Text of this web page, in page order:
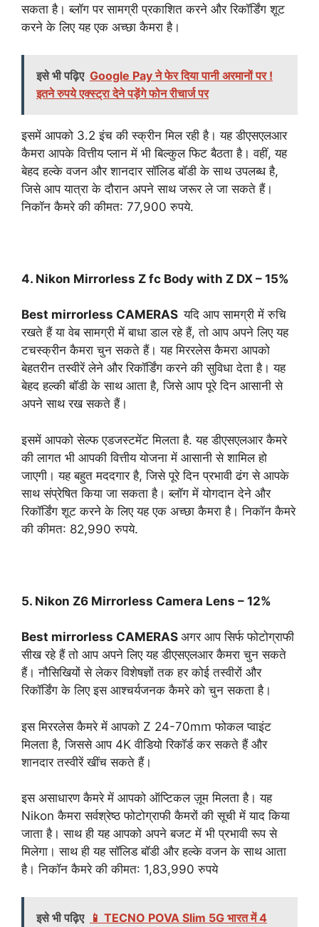
सकता है। ब्लॉग पर सामग्री प्रकाशित करने और रिकॉर्डिंग शूट
करने के लिए यह एक अच्छा कैमरा है।
इसे भी पढ़िए Google Pay ने फेर दिया पानी अरमानों पर !
इतने रुपये एक्स्ट्रा देने पड़ेंगे फोन रीचार्ज पर
इसमें आपको 3.2 इंच की स्क्रीन मिल रही है। यह डीएसएलआर
कैमरा आपके वित्तीय प्लान में भी बिल्कुल फिट बैठता है। वहीं, यह
बेहद हल्के वजन और शानदार सॉलिड बॉडी के साथ उपलब्ध है,
जिसे आप यात्रा के दौरान अपने साथ जरूर ले जा सकते हैं।
निकॉन कैमरे की कीमत: 77,900 रुपये.
4. Nikon Mirrorless Z fc Body with Z DX – 15%
Best mirrorless CAMERASयदि आप सामग्री में रुचि
रखते हैं या वेब सामग्री में बाधा डाल रहे हैं, तो आप अपने लिए यह
टचस्क्रीन कैमरा चुन सकते हैं। यह मिररलेस कैमरा आपको
बेहतरीन तस्वीरें लेने और रिकॉर्डिंग करने की सुविधा देता है। यह
बेहद हल्की बॉडी के साथ आता है, जिसे आप पूरे दिन आसानी से
अपने साथ रख सकते हैं।
इसमें आपको सेल्फ एडजस्टमेंट मिलता है. यह डीएसएलआर कैमरे
की लागत भी आपकी वित्तीय योजना में आसानी से शामिल हो
जाएगी। यह बहुत मददगार है, जिसे पूरे दिन प्रभावी ढंग से आपके
साथ संप्रेषित किया जा सकता है। ब्लॉग में योगदान देने और
रिकॉर्डिंग शूट करने के लिए यह एक अच्छा कैमरा है। निकॉन कैमरे
की कीमत: 82,990 रुपये.
5. Nikon Z6 Mirrorless Camera Lens – 12%
Best mirrorless CAMERAS अगर आप सिर्फ फोटोग्राफी
सीख रहे हैं तो आप अपने लिए यह डीएसएलआर कैमरा चुन सकते
हैं। नौसिखियों से लेकर विशेषज्ञों तक हर कोई तस्वीरों और
रिकॉर्डिंग के लिए इस आश्चर्यजनक कैमरे को चुन सकता है।
इस मिररलेस कैमरे में आपको Z 24-70mm फोकल प्वाइंट
मिलता है, जिससे आप 4K वीडियो रिकॉर्ड कर सकते हैं और
शानदार तस्वीरें खींच सकते हैं।
इस असाधारण कैमरे में आपको ऑप्टिकल ज़ूम मिलता है। यह
Nikon कैमरा सर्वश्रेष्ठ फोटोग्राफी कैमरों की सूची में याद किया
जाता है। साथ ही यह आपको अपने बजट में भी प्रभावी रूप से
मिलेगा। साथ ही यह सॉलिड बॉडी और हल्के वजन के साथ आता
है। निकॉन कैमरे की कीमत: 1,83,990 रुपये
इसे भी पढ़िए
📱 TECNO POVA Slim 5G भारत में 4